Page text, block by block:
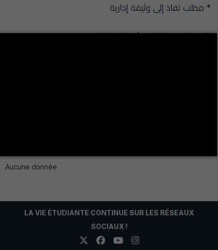
مطلب نفاذ إلى وثيقة إدارية *
مطلب تضلم لدى رئيس الهيكل *
Aucune donnée
LA VIE ÉTUDIANTE CONTINUE SUR LES RÉSEAUX
SOCIAUX !